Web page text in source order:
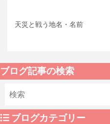
天災と戦う地名・名前
ブログ記事の検索
ブログカテゴリー